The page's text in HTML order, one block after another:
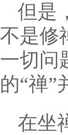
但是
不是修
一切问
的“禅”
在坐